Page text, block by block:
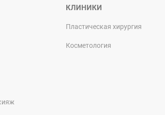
КЛИНИКИ
Пластическая хирургия
Косметология